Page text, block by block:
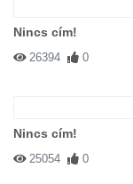
Nincs cím!
26394 0
Nincs cím!
25054 0